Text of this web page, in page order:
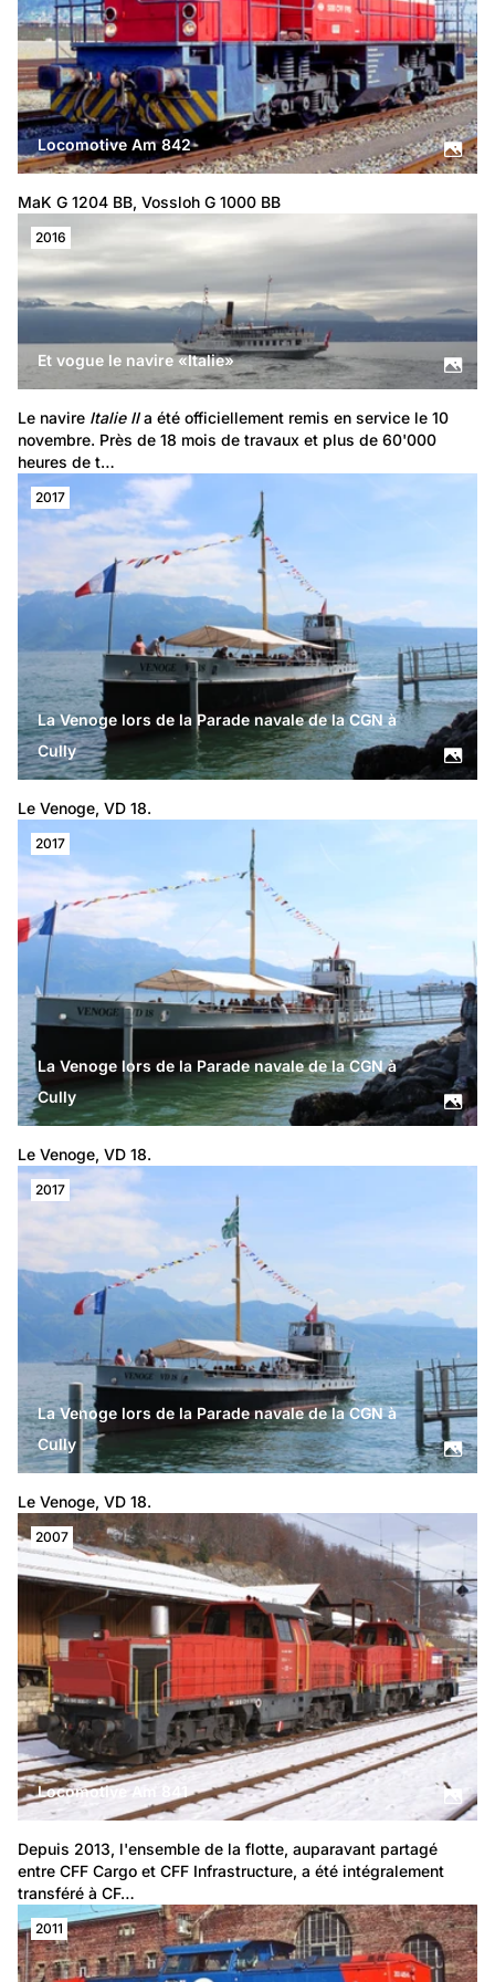
Locomotive Am 842
MaK G 1204 BB, Vossloh G 1000 BB
2016
Et vogue le navire «Italie»
Le navire Italie II a été officiellement remis en service le 10
novembre. Près de 18 mois de travaux et plus de 60'000
heures de t…
2017
La Venoge lors de la Parade navale de la CGN à
Cully
Le Venoge, VD 18.
2017
La Venoge lors de la Parade navale de la CGN à
Cully
Le Venoge, VD 18.
2017
La Venoge lors de la Parade navale de la CGN à
Cully
Le Venoge, VD 18.
2007
Locomotive Am 841
Depuis 2013, l'ensemble de la flotte, auparavant partagé
entre CFF Cargo et CFF Infrastructure, a été intégralement
transféré à CF…
2011